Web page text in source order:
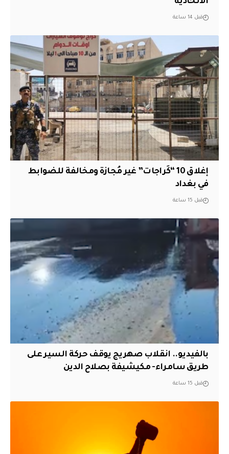
قبل 14 ساعة
إغلاق 10 “كَراجات” غير مُجازة ومخالفة للضوابط
في بغداد
قبل 15 ساعة
بالفيديو.. انقلاب صهريج يوقف حركة السير على
طريق سامراء- مكيشيفة بصلاح الدين
قبل 15 ساعة